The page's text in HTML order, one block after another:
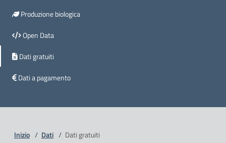
Produzione biologica
Open Data
Dati gratuiti
Dati a pagamento
Inizio / Dati / Dati gratuiti